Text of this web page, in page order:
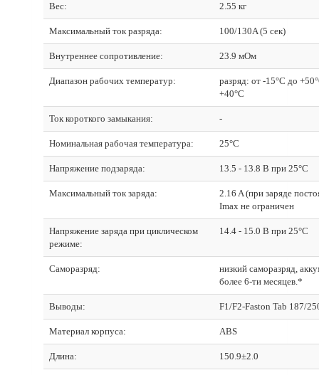
Вес: 2.55 кг
Максимальный ток разряда: 100/130A (5 сек)
Внутреннее сопротивление: 23.9 мОм
Диапазон рабочих температур:
разряд: от -15°С до
+40°С
Ток короткого замыкания: -
Номинальная рабочая температура: 25°С
Напряжение подзаряда: 13.5 - 13.8 В при 25°С
Максимальный ток заряда:
2.16 A (при заряде
Imax не ограничен
Напряжение заряда при циклическом
режиме:
14.4 - 15.0 В при 25°С
Саморазряд:
низкий саморазряд,
более 6-ти месяцев.*
Выводы: F1/F2-Faston Tab 187/
Материал корпуса: ABS
Длина: 150.9±2.0